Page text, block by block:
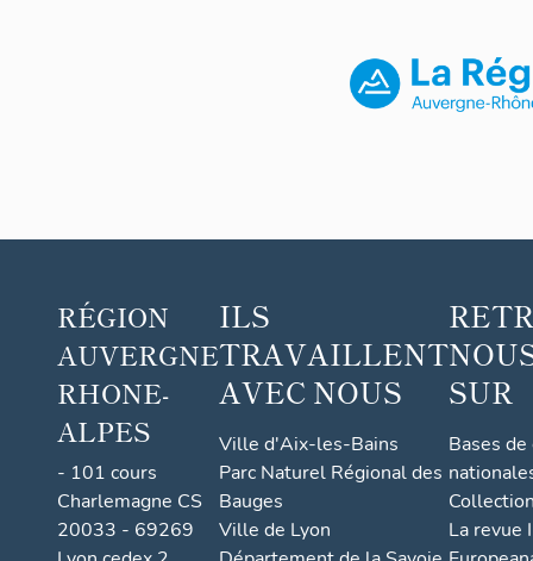
RÉGION
AUVERGNE
RHONE-
ALPES
- 101 cours
Charlemagne CS
20033 - 69269
ILS
TRAVAILLENT
AVEC NOUS
Ville d'Aix-les-Bains
Parc Naturel Régional des
Bauges
Ville de Lyon
SUR
Bases
La revue